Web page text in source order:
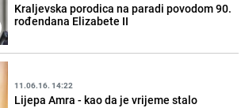
Kraljevska porodica na paradi povodom 90.
rođendana Elizabete II
11.06.16. 14:22
Lijepa Amra - kao da je vrijeme stalo